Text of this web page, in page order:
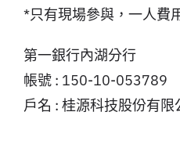
*只有現場參與，一人費
第一銀行內湖分行
帳號 : 150-10-053789
戶名 : 桂源科技股份有限